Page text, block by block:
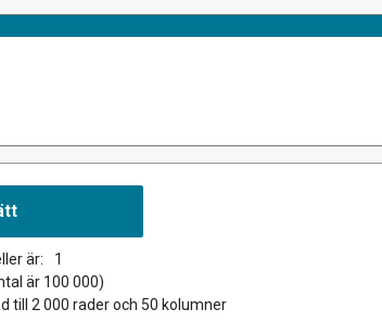
är:
1
är 100 000)
till 2 000 rader och 50 kolumner